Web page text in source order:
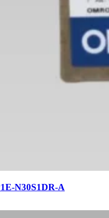
N30S1DR-A